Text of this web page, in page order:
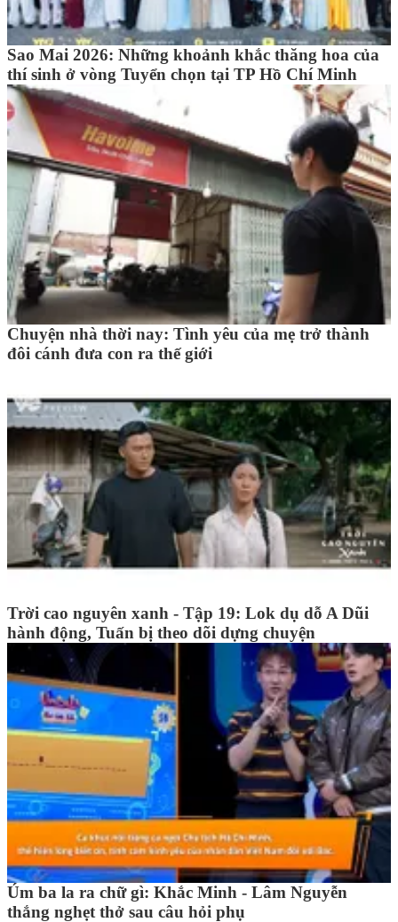
Sao Mai 2026: Những khoảnh khắc thăng hoa của
thí sinh ở vòng Tuyển chọn tại TP Hồ Chí Minh
Chuyện nhà thời nay: Tình yêu của mẹ trở thành
đôi cánh đưa con ra thế giới
Trời cao nguyên xanh - Tập 19: Lok dụ dỗ A Dũi
hành động, Tuấn bị theo dõi dựng chuyện
Úm ba la ra chữ gì: Khắc Minh - Lâm Nguyễn
thắng nghẹt thở sau câu hỏi phụ